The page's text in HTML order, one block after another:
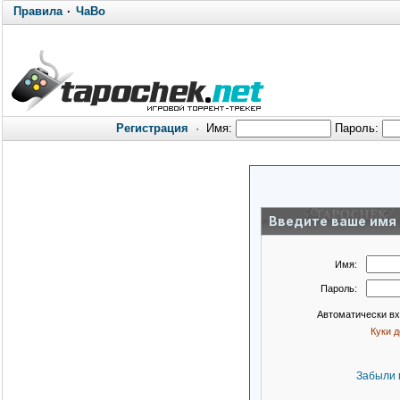
Правила· ЧаВо
Регистрация · Имя: Пароль:
Введите ваше имя
Имя:
Пароль:
Автоматически
Куки
Забыли